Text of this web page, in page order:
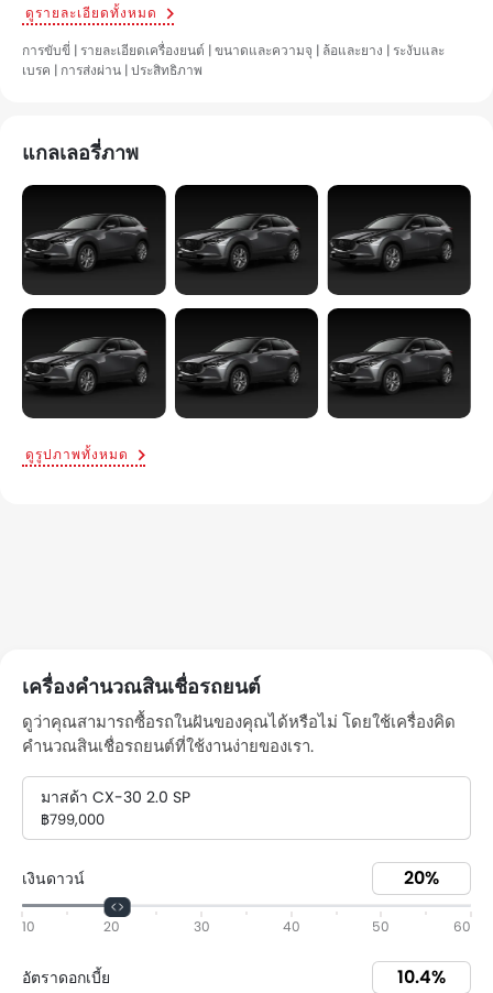
ดูรายละเอียดทั้งหมด
การขับขี่ | รายละเอียดเครื่องยนต์ | ขนาดและความจุ | ล้อและยาง | ระงับและ
เบรค | การส่งผ่าน | ประสิทธิภาพ
แกลเลอรี่ภาพ
ดูรูปภาพทั้งหมด
เครื่องคำนวณสินเชื่อรถยนต์
ดูว่าคุณสามารถซื้อรถในฝันของคุณได้หรือไม่ โดยใช้เครื่องคิด
คำนวณสินเชื่อรถยนต์ที่ใช้งานง่ายของเรา.
มาสด้า CX-30 2.0 SP
฿799,000
เงินดาวน์
10 20 30 40 50 60
อัตราดอกเบี้ย